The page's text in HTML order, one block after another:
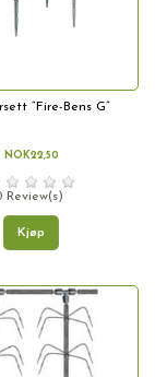
“Fire-Bens G”
NOK22,50
Review(s)
Kjøp